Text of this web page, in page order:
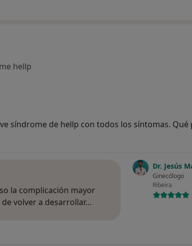
hellp
síndrome de hellp con todos los síntomas. Qué
Dr. Jesús
Ginecólogo
Ribeira
la complicación mayor
volver a desarrollar…